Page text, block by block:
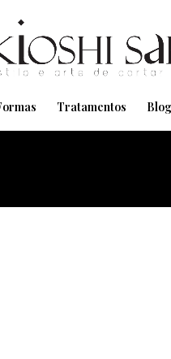
Tratamentos Blog
em transformar seu
pelo Whatsapp